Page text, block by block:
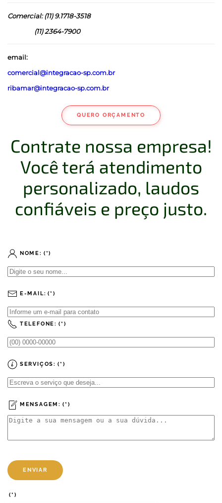
Comercial: (11) 9.1718-3518
(11) 2364-7900
email:
comercial@integracao-sp.com.br
ribamar@integracao-sp.com.br
QUERO ORÇAMENTO
Contrate nossa empresa!
Você terá atendimento
personalizado, laudos
confiáveis e preço justo.
NOME: (*)
E-MAIL: (*)
TELEFONE: (*)
SERVIÇOS: (*)
MENSAGEM: (*)
ENVIAR
(*)